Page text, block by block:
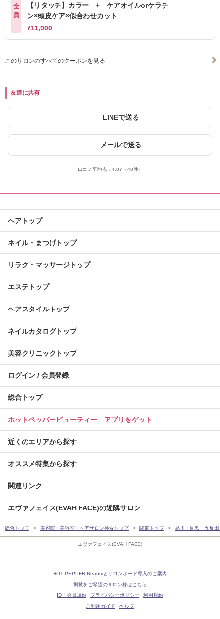
エヴァフェイス(EVAH FACE)
全
員
【リタッチ】カラー + ケアオイルorケラチ
ン×頭皮ケア×似合わせカット
¥11,900
このサロンのすべてのクーポンを見る
友達に共有
LINEで送る
メールで送る
口コミ平均点： 4.87 （40件）
ヘアトップ
ネイル・まつげトップ
リラク・マッサージトップ
エステトップ
ヘアスタイルトップ
ネイルカタログトップ
美容クリニックトップ
ログイン / 会員登録
総合トップ
ホットペッパービューティー アプリをゲット
近くのエリアから探す
オススメ特集から探す
関連リンク
エヴァフェイス(EVAH FACE)の近隣サロン
総合トップ 美容院・美容室・ヘアサロン検索トップ 関東トップ 品川・目黒・五反
HOT PEPPER Beautyとサロンボード導入のご案内
掲載をご希望のサロン様はこちら
ID・会員規約
プライバシーポリシー
利用規約
ご利用ガイド
ヘルプ